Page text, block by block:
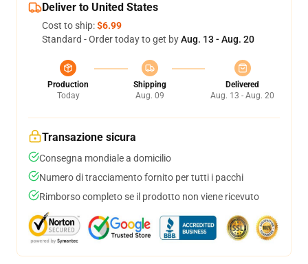
Deliver to United States
Cost to ship:$6.99
Standard - Order today to get byAug. 13 - Aug. 20
Production
Today
Shipping
Aug. 09
Delivered
Aug. 13 - Aug. 20
Transazione sicura
Consegna mondiale a domicilio
Numero di tracciamento fornito per tutti i pacchi
Rimborso completo se il prodotto non viene ricevuto